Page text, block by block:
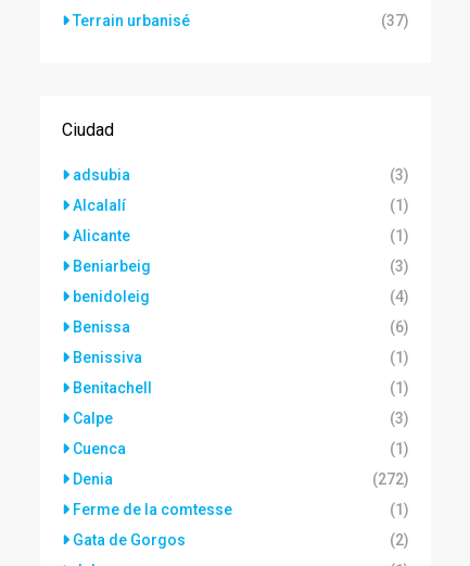
Terrain urbanisé
(37)
Ciudad
adsubia
(3)
Alcalalí
(1)
Alicante
(1)
Beniarbeig
(3)
benidoleig
(4)
Benissa
(6)
Benissiva
(1)
Benitachell
(1)
Calpe
(3)
Cuenca
(1)
Denia
(272)
Ferme de la comtesse
(1)
Gata de Gorgos
(2)